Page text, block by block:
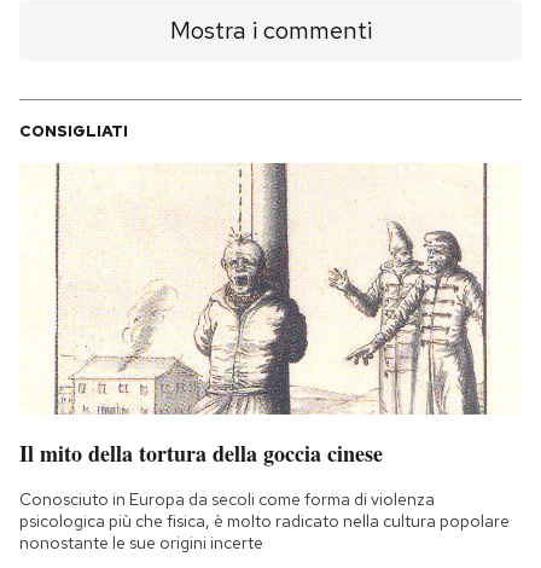
NEWSLETTER
I MIEI PREFERITI
SHOP
CALENDARIO
AREA PERSONALE
Area Personale
Notifiche mobile
Regala il Post
Hai bisogno di aiuto?
Esci
Mostra i commenti
CONSIGLIATI
Il mito della tortura della goccia cinese
Conosciuto in Europa da secoli come forma di violenza
psicologica più che fisica, è molto radicato nella cultura popolare
nonostante le sue origini incerte